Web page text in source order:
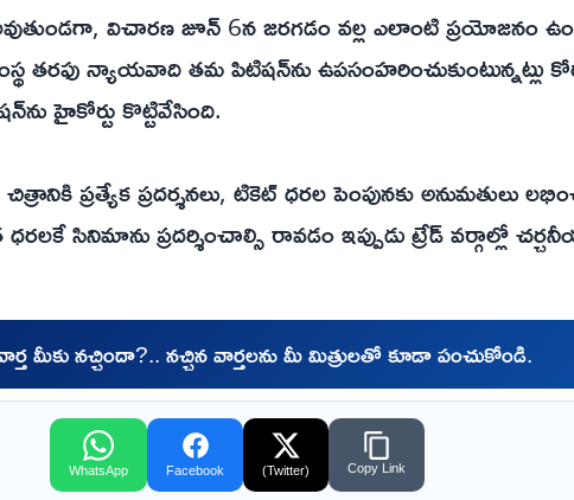
విచారణ జూన్ 6న జరగడం వల్ల ఎలాంటి ప్రయోజనం
తరఫు న్యాయవాది తమ పిటిషన్‌ను ఉపసంహరించుకుంటున్నట్లు
హైకోర్టు కొట్టివేసింది.
చిత్రానికి ప్రత్యేక ప్రదర్శనలు, టికెట్ ధరల పెంపునకు అనుమతులు
సినిమాను ప్రదర్శించాల్సి రావడం ఇప్పుడు ట్రేడ్ వర్గాల్లో
మీకు నచ్చిందా?.. నచ్చిన వార్తలను మీ మిత్రులతో కూడా పంచుకోండి.
WhatsApp Facebook (Twitter) Copy Link